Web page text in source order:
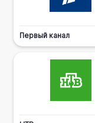
Первый канал